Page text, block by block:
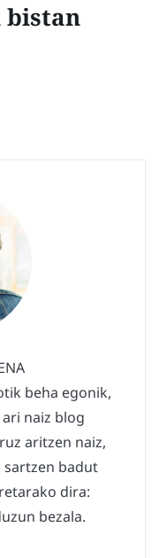
beha egonik,
naiz blog
aritzen naiz,
badut
dira:
bezala.